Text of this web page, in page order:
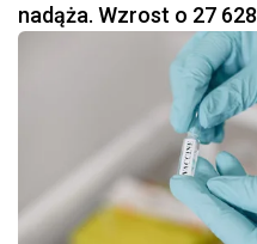
nadąża. Wzrost o 27